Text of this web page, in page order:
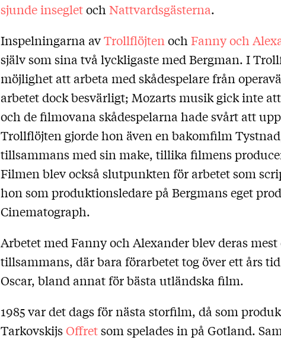
sjunde insegletoch Nattvardsgästerna.
Inspelningarna avTrollflöjten och Fanny och
själv som sina två lyckligaste med Bergman. I
möjlighet att arbeta med skådespelare från
arbetet dock besvärligt; Mozarts musik gick inte
och de filmovana skådespelarna hade svårt att
Trollflöjten gjorde hon även en bakomfilm
tillsammans med sin make, tillika filmens
Filmen blev också slutpunkten för arbetet som
hon som produktionsledare på Bergmans eget
Cinematograph.
Arbetet med Fanny och Alexander blev deras
tillsammans, där bara förarbetet tog över ett års
Oscar, bland annat för bästa utländska film.
1985 var det dags för nästa storfilm, då som
Tarkovskijs Offretsom spelades in på Gotland.